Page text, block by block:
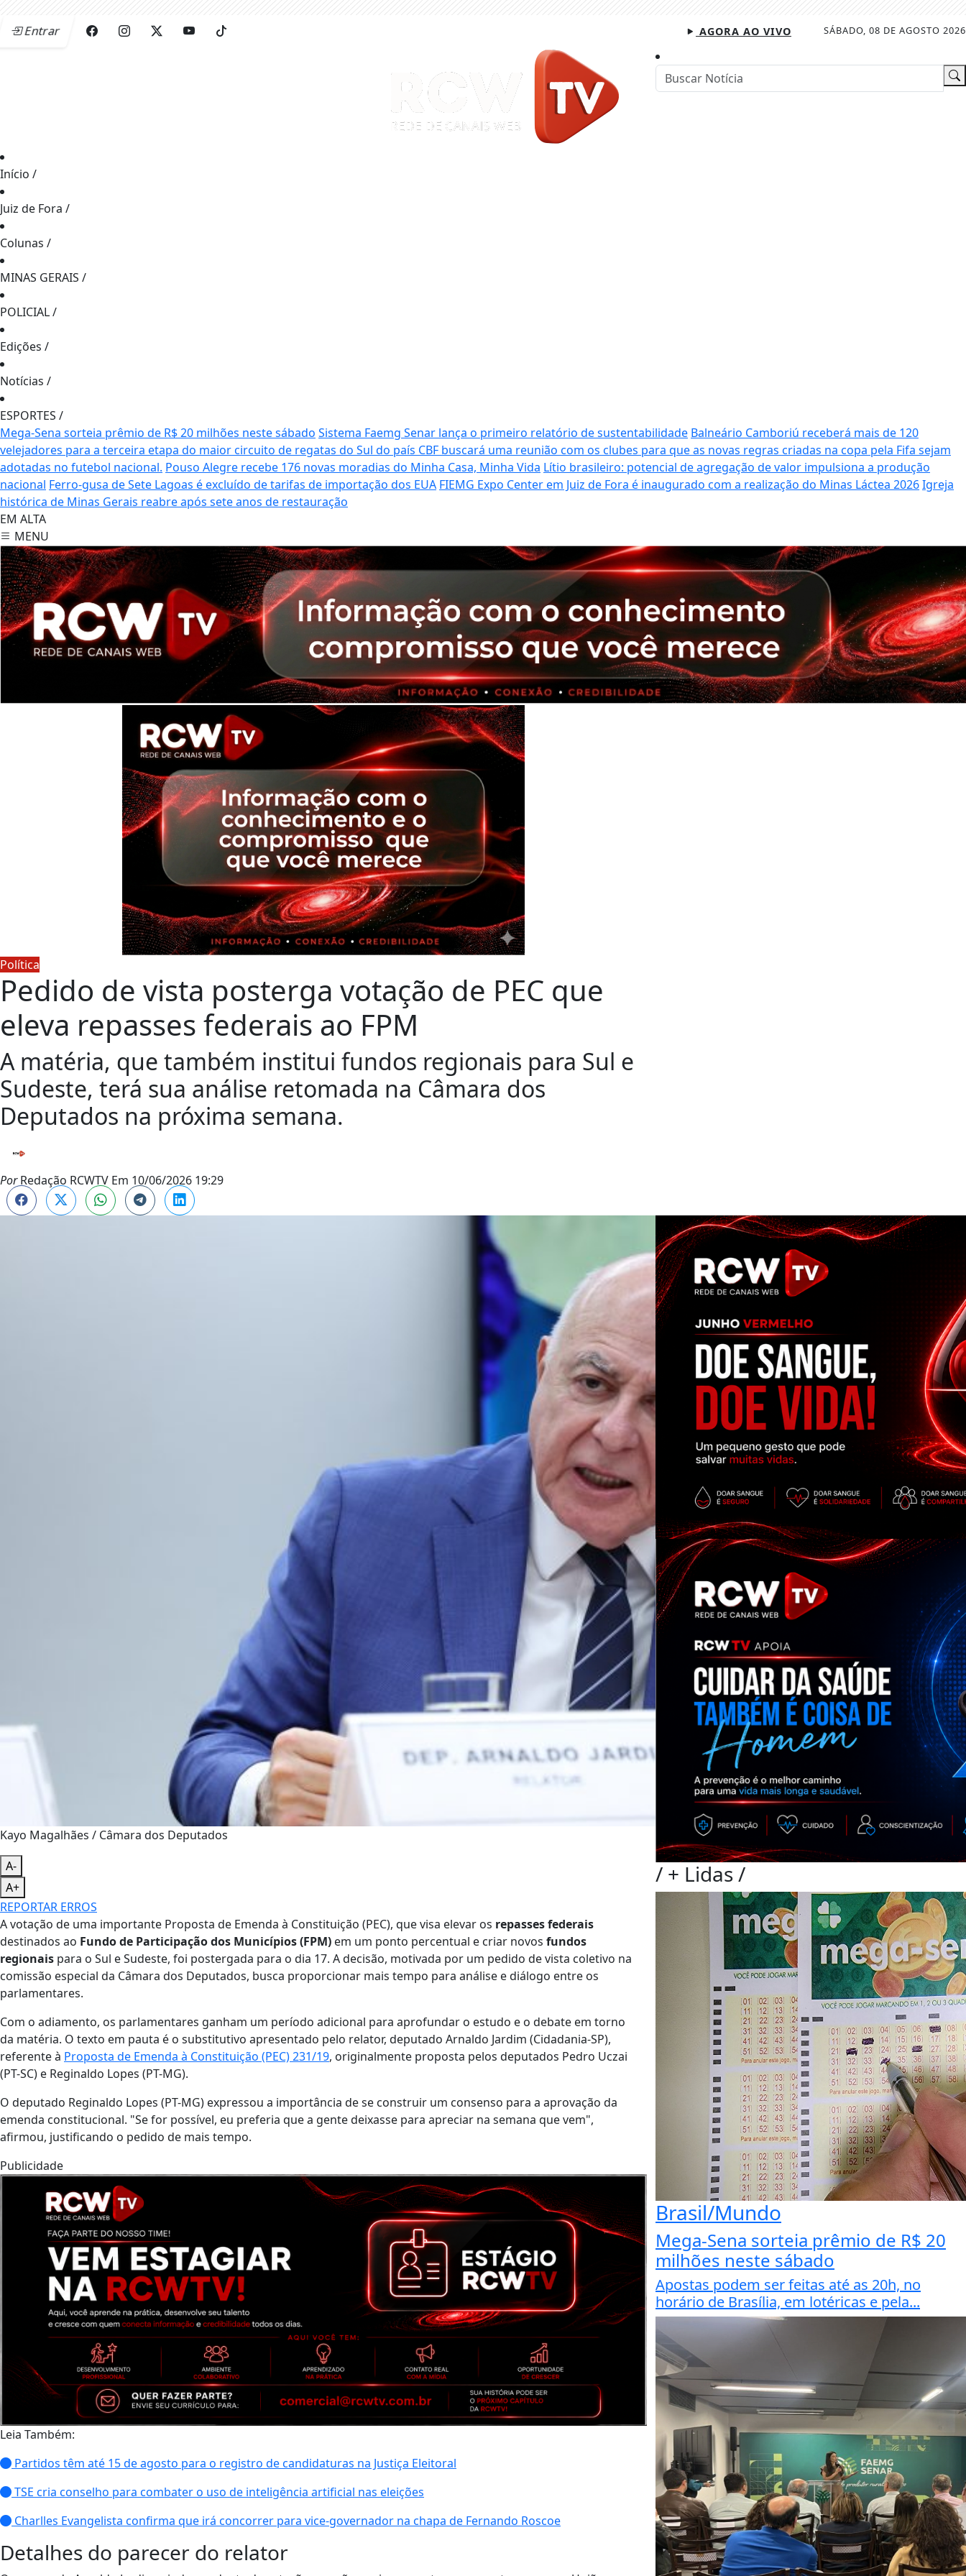
Entrar SÁBADO, 08 DE AGOSTO 2026
AGORA AO VIVO
Início /
Juiz de Fora /
Colunas /
MINAS GERAIS /
POLICIAL/
Edições /
Notícias /
ESPORTES /
Mega-Sena sorteia prêmio de R$ 20 milhões neste sábado Sistema Faemg Senar lança o primeiro relatório de sustentabilidade Balneário Camboriú receberá mais de 120
velejadores para a terceira etapa do maior circuito de regatas do Sul do país CBF buscará uma reunião com os clubes para que as novas regras criadas na copa pela Fifa sejam
adotadas no futebol nacional. Pouso Alegre recebe 176 novas moradias do Minha Casa, Minha Vida Lítio brasileiro: potencial de agregação de valor impulsiona a produção
nacional Ferro-gusa de Sete Lagoas é excluído de tarifas de importação dos EUA FIEMG Expo Center em Juiz de Fora é inaugurado com a realização do Minas Láctea 2026Igreja
histórica de Minas Gerais reabre após sete anos de restauração
EM ALTA
MENU
Política
Pedido de vista posterga votação de PEC que
eleva repasses federais ao FPM
A matéria, que também institui fundos regionais para Sul e
Sudeste, terá sua análise retomada na Câmara dos
Deputados na próxima semana.
PorRedação RCWTV Em 10/06/2026 19:29
Kayo Magalhães / Câmara dos Deputados
A-
A+
REPORTAR ERROS
A votação de uma importante Proposta de Emenda à Constituição (PEC), que visa elevar os repasses federais
destinados ao Fundo de Participação dos Municípios (FPM) em um ponto percentual e criar novos fundos
regionais para o Sul e Sudeste, foi postergada para o dia 17. A decisão, motivada por um pedido de vista coletivo na
comissão especial da Câmara dos Deputados, busca proporcionar mais tempo para análise e diálogo entre os
parlamentares.
Com o adiamento, os parlamentares ganham um período adicional para aprofundar o estudo e o debate em torno
da matéria. O texto em pauta é o substitutivo apresentado pelo relator, deputado Arnaldo Jardim (Cidadania-SP),
referente à Proposta de Emenda à Constituição (PEC) 231/19, originalmente proposta pelos deputados Pedro Uczai
(PT-SC) e Reginaldo Lopes (PT-MG).
O deputado Reginaldo Lopes (PT-MG) expressou a importância de se construir um consenso para a aprovação da
emenda constitucional. "Se for possível, eu preferia que a gente deixasse para apreciar na semana que vem",
afirmou, justificando o pedido de mais tempo.
Publicidade
Leia Também:
Partidos têm até 15 de agosto para o registro de candidaturas na Justiça Eleitoral
TSE cria conselho para combater o uso de inteligência artificial nas eleições
Charlles Evangelista confirma que irá concorrer para vice-governador na chapa de Fernando Roscoe
Detalhes do parecer do relator
/ + Lidas/
Brasil/Mundo
Mega-Sena sorteia prêmio de R$ 20
milhões neste sábado
Apostas podem ser feitas até as 20h, no
horário de Brasília, em lotéricas e pela...